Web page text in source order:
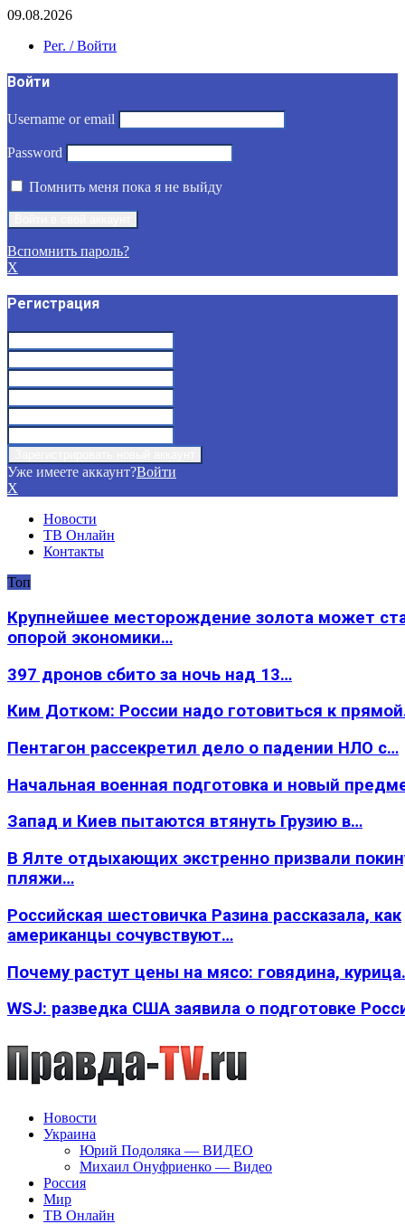
09.08.2026
Рег. / Войти
Войти
Username or email
Password
Помнить меня пока я не выйду
Вспомнить пароль?
X
Регистрация
Уже имеете аккаунт?Войти
X
Новости
ТВ Онлайн
Контакты
Топ
Крупнейшее месторождение золота может
опорой экономики…
397 дронов сбито за ночь над 13…
Ким Дотком: России надо готовиться к
Пентагон рассекретил дело о падении НЛО с…
Начальная военная подготовка и новый
Запад и Киев пытаются втянуть Грузию в…
В Ялте отдыхающих экстренно призвали
пляжи…
Российская шестовичка Разина рассказала, как
американцы сочувствуют…
Почему растут цены на мясо: говядина,
WSJ: разведка США заявила о подготовке
Новости
Украина
Юрий Подоляка — ВИДЕО
Михаил Онуфриенко — Видео
Россия
Мир
ТВ Онлайн